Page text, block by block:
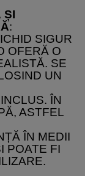
ȘI
:
SIGUR
OFERĂ O
SE
UN
ÎN
ASTFEL
ÎN MEDII
POATE FI